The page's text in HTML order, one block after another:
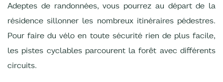
Adeptes de randonnées, vous pourrez au départ de la
résidence sillonner les nombreux itinéraires pédestres.
Pour faire du vélo en toute sécurité rien de plus facile,
les pistes cyclables parcourent la forêt avec différents
circuits.